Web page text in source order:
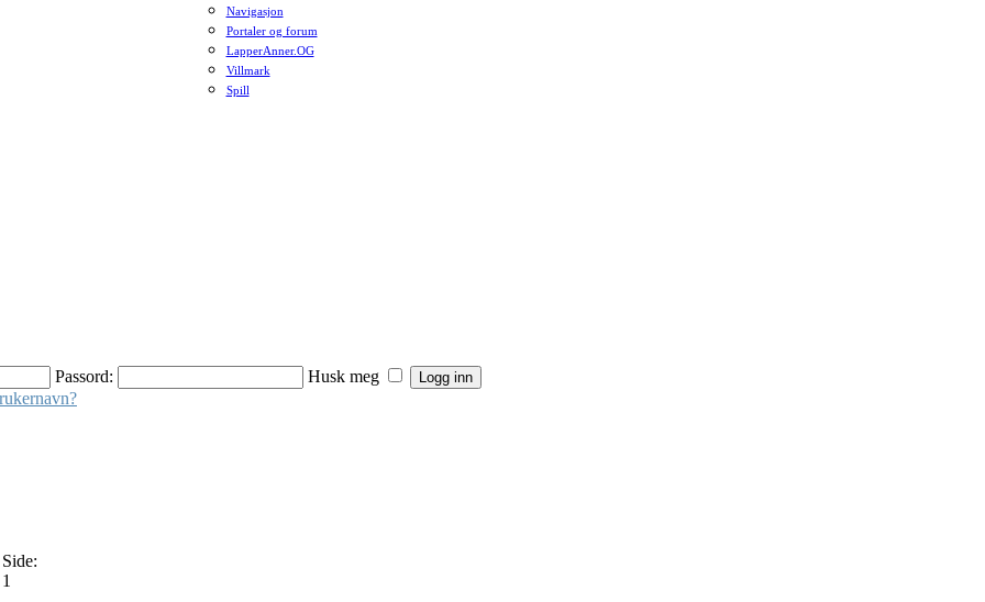
Navigasjon
Portaler og forum
LapperAnner.OG
Villmark
Spill
Passord:
Husk meg
Side:
1